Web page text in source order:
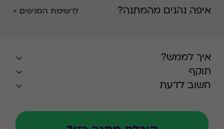
איפה נהנים מהמתנה? לרשימת הסניפים >
איך לממש?
תוקף
חשוב לדעת